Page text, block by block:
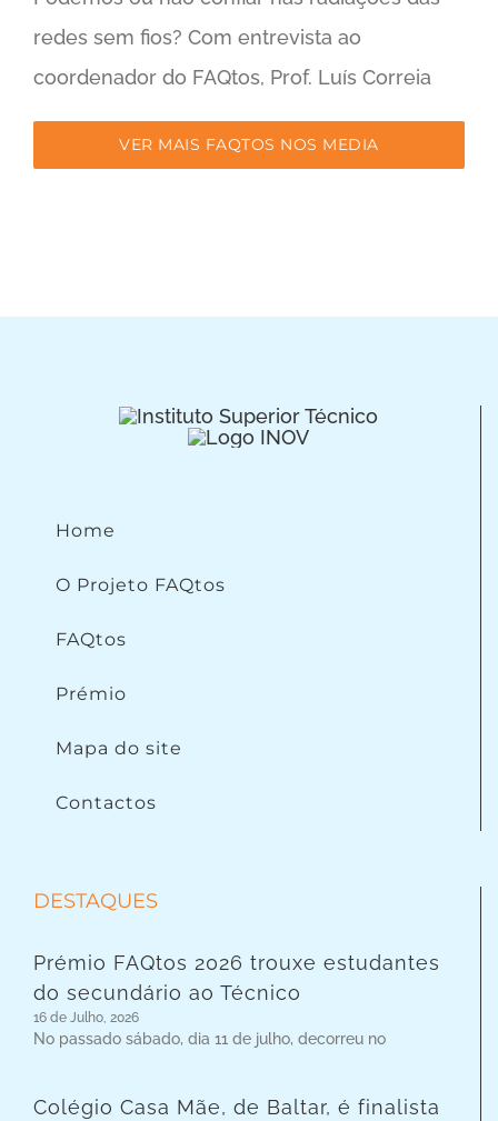
redes sem fios? Com entrevista ao
coordenador do FAQtos, Prof. Luís Correia
VER MAIS FAQTOS NOS MEDIA
Home
O Projeto FAQtos
FAQtos
Prémio
Mapa do site
Contactos
DESTAQUES
Prémio FAQtos 2026 trouxe estudantes
do secundário ao Técnico
16 de Julho, 2026
No passado sábado, dia 11 de julho, decorreu no
Colégio Casa Mãe, de Baltar, é finalista